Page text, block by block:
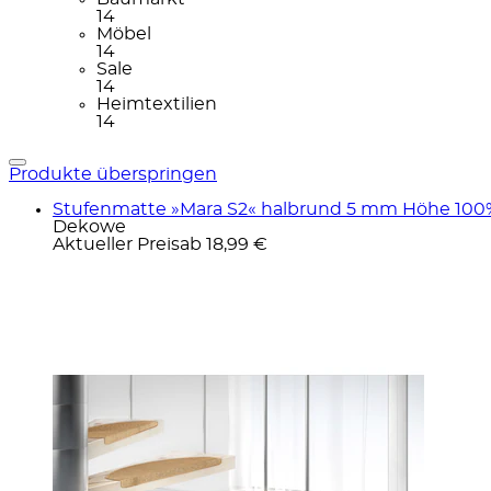
14
Möbel
14
Sale
14
Heimtextilien
14
Produkte überspringen
Stufenmatte »Mara S2« halbrund 5 mm Höhe
Dekowe
Aktueller Preisab 18,99 €